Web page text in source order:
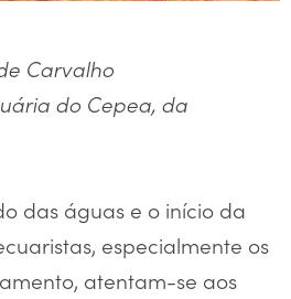
Carvalho
do Cepea, da
das águas e o início da
especialmente os
atentam-se aos